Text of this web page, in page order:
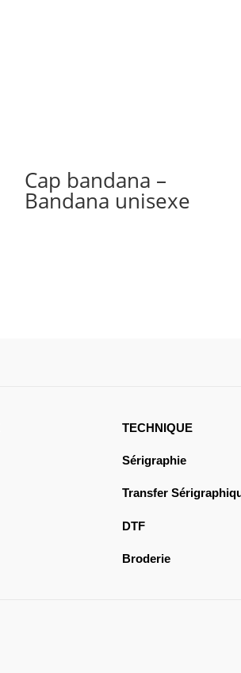
Cap bandana –
Bandana unisexe
TECHNIQUE
Sérigraphie
Transfer
DTF
Broderie